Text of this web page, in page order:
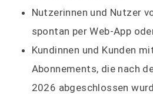
Nutzerinnen und Nutzer
spontan per Web-App
Kundinnen und Kunden
Abonnements, die nach
2026 abgeschlossen